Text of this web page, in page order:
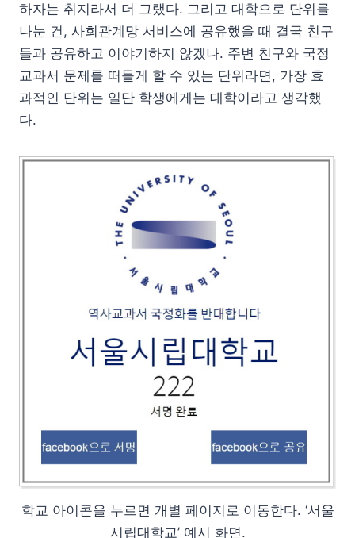
하자는 취지라서 더 그랬다. 그리고 대학으로 단위를
나눈 건, 사회관계망 서비스에 공유했을 때 결국 친구
들과 공유하고 이야기하지 않겠나. 주변 친구와 국정
교과서 문제를 떠들게 할 수 있는 단위라면, 가장 효
과적인 단위는 일단 학생에게는 대학이라고 생각했
다.
학교 아이콘을 누르면 개별 페이지로 이동한다. ‘서울
시립대학교’ 예시 화면.